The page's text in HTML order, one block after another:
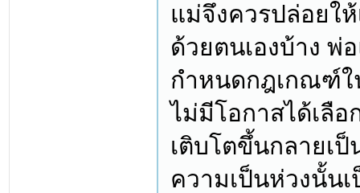
แม่จึงควรปล่อยใ
ด้วยตนเองบ้าง พ่
กำหนดกฎเกณฑ์ใ
ไม่มีโอกาสได้เลื
เติบโตขึ้นกลายเ
ความเป็นห่วงนั้น